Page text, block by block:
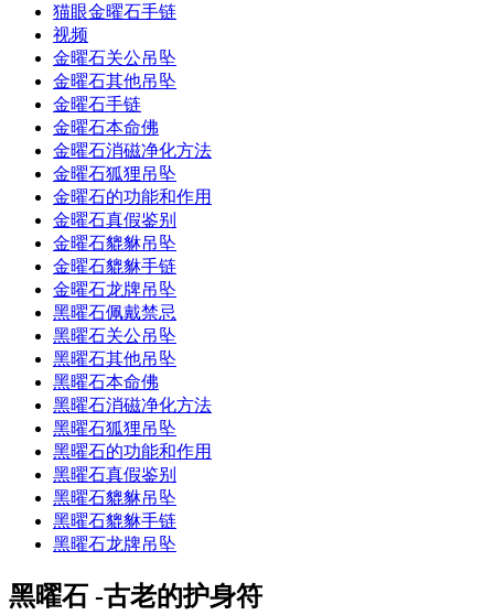
猫眼金曜石手链
视频
金曜石关公吊坠
金曜石其他吊坠
金曜石手链
金曜石本命佛
金曜石消磁净化方法
金曜石狐狸吊坠
金曜石的功能和作用
金曜石真假鉴别
金曜石貔貅吊坠
金曜石貔貅手链
金曜石龙牌吊坠
黑曜石佩戴禁忌
黑曜石关公吊坠
黑曜石其他吊坠
黑曜石本命佛
黑曜石消磁净化方法
黑曜石狐狸吊坠
黑曜石的功能和作用
黑曜石真假鉴别
黑曜石貔貅吊坠
黑曜石貔貅手链
黑曜石龙牌吊坠
黑曜石 -古老的护身符